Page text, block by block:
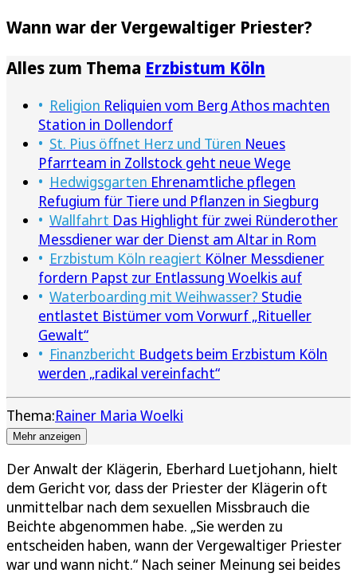
Wann war der Vergewaltiger Priester?
Alles zum Thema Erzbistum Köln
Religion Reliquien vom Berg Athos machten
Station in Dollendorf
St. Pius öffnet Herz und Türen Neues
Pfarrteam in Zollstock geht neue Wege
Hedwigsgarten Ehrenamtliche pflegen
Refugium für Tiere und Pflanzen in Siegburg
Wallfahrt Das Highlight für zwei Ründerother
Messdiener war der Dienst am Altar in Rom
Erzbistum Köln reagiert Kölner Messdiener
fordern Papst zur Entlassung Woelkis auf
Waterboarding mit Weihwasser? Studie
entlastet Bistümer vom Vorwurf „Ritueller
Gewalt“
Finanzbericht Budgets beim Erzbistum Köln
werden „radikal vereinfacht“
Thema:Rainer Maria Woelki
Mehr anzeigen
Der Anwalt der Klägerin, Eberhard Luetjohann, hielt
dem Gericht vor, dass der Priester der Klägerin oft
unmittelbar nach dem sexuellen Missbrauch die
Beichte abgenommen habe. „Sie werden zu
entscheiden haben, wann der Vergewaltiger Priester
war und wann nicht.“ Nach seiner Meinung sei beides